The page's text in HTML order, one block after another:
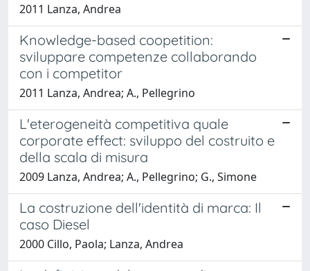
2011 Lanza, Andrea
Knowledge-based coopetition:
sviluppare competenze collaborando
con i competitor
2011 Lanza, Andrea; A., Pellegrino
L'eterogeneità competitiva quale
corporate effect: sviluppo del costruito e
della scala di misura
2009 Lanza, Andrea; A., Pellegrino; G., Simone
La costruzione dell'identità di marca: Il
caso Diesel
2000 Cillo, Paola; Lanza, Andrea